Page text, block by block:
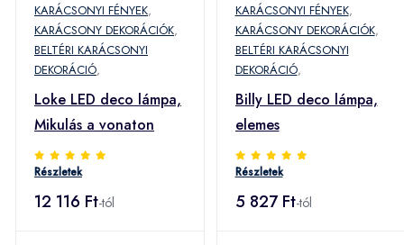
KARÁCSONYI FÉNYEK,
KARÁCSONY DEKORÁCIÓK,
BELTÉRI KARÁCSONYI
DEKORÁCIÓ,
Loke LED deco lámpa,
Mikulás a vonaton
Részletek
12 116 Ft-tól
KARÁCSONYI FÉNYEK,
KARÁCSONY DEKORÁCIÓK,
BELTÉRI KARÁCSONYI
DEKORÁCIÓ,
Billy LED deco lámpa,
elemes
Részletek
5 827 Ft-tól